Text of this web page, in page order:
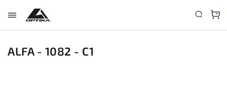
ALFA - 1082 - C1